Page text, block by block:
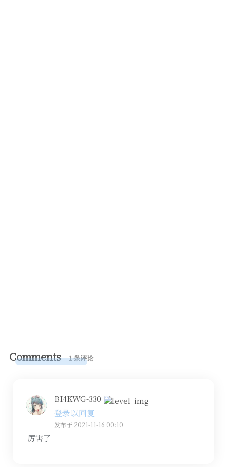
Comments 1 条评论
BI4KWG-330
登录以回复
发布于 2021-11-16 00:10
厉害了